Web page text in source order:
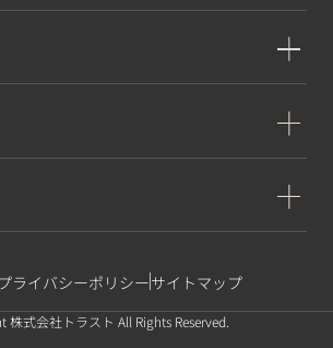
プライバシーポリシーサイトマップ
株式会社トラスト All Rights Reserved.